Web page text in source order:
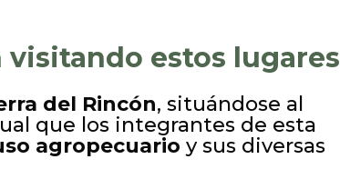
estos lugares
del Rincón, situándose al
que los integrantes de esta
agropecuario y sus diversas